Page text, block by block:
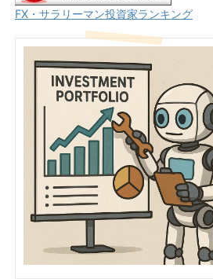
FX・サラリーマン投資家ランキング